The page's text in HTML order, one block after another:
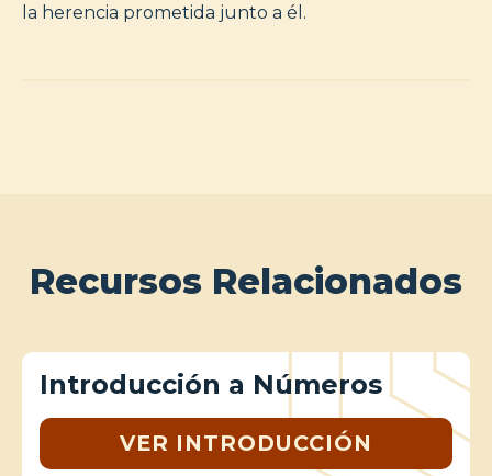
la herencia prometida junto a él.
Recursos Relacionados
Introducción a Números
VER INTRODUCCIÓN